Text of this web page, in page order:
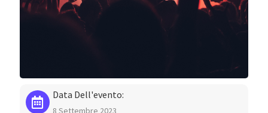
Data Dell'evento:
8 Settembre 2023